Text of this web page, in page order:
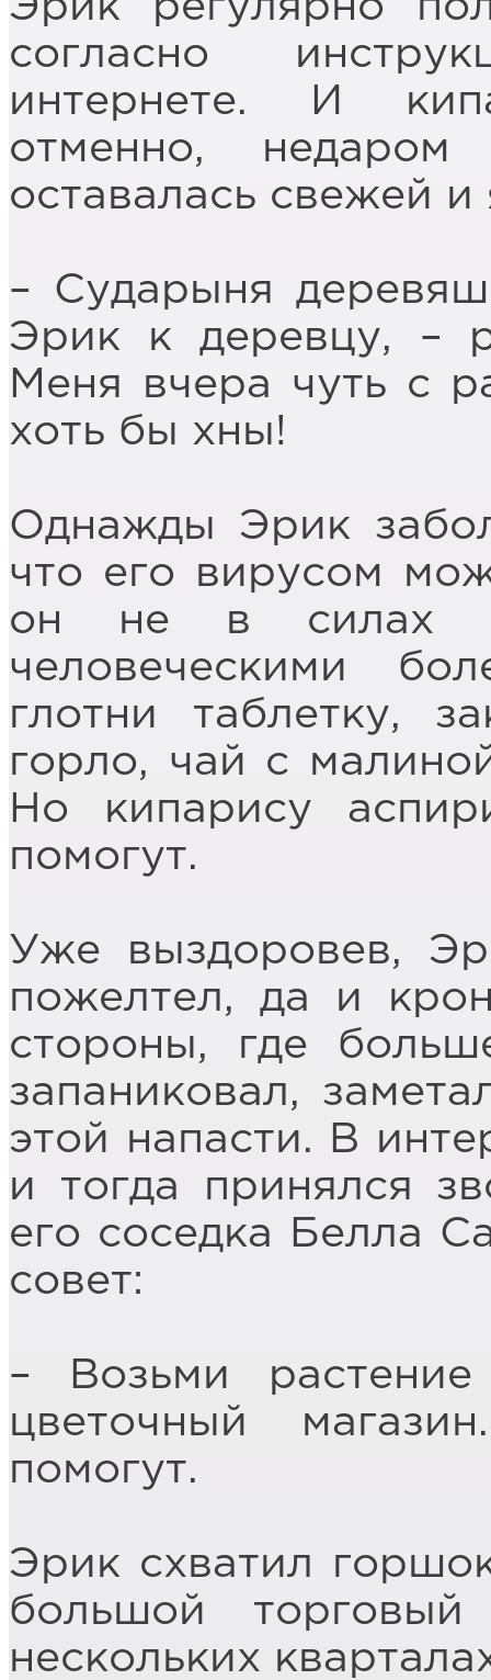
согласно
интернете. И
отменно, недаром
оставалась свежей и
– Сударыня
Эрик к деревцу, –
Меня вчера чуть с
хоть бы хны!
Однажды Эрик
что его вирусом
он не в силах
человеческими
глотни таблетку,
горло, чай с
Но кипарису
помогут.
Уже выздоровев,
пожелтел, да и
стороны, где
запаниковал,
этой напасти. В
и тогда принялся
его соседка Белла
совет:
– Возьми
цветочный
помогут.
Эрик схватил
большой
нескольких